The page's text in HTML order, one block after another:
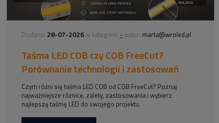
Dodano: 28-07-2026 w kategorii: - autor: marta@wroled.pl
Taśma LED COB czy COB FreeCut?
Porównanie technologii i zastosowań
Czym różni się taśma LED COB od COB FreeCut? Poznaj
najważniejsze różnice, zalety, zastosowania i wybierz
najlepszą taśmę LED do swojego projektu.